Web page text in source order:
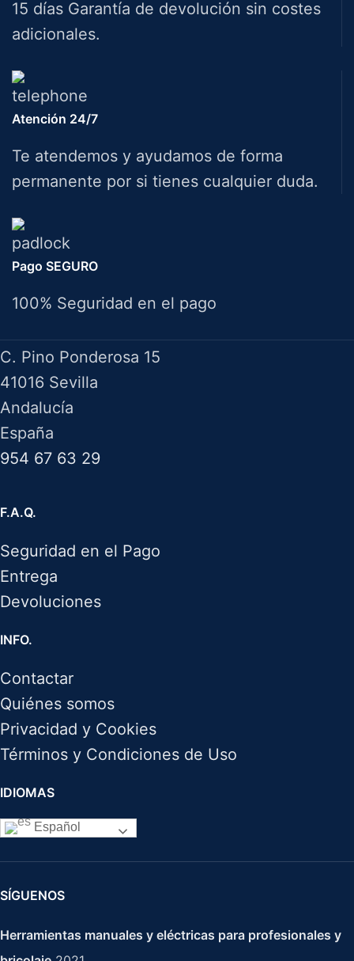
15 días Garantía de devolución sin costes
adicionales.
Atención 24/7
Te atendemos y ayudamos de forma
permanente por si tienes cualquier duda.
Pago SEGURO
100% Seguridad en el pago
HERRAMIENTAS BAZAROT
C. Pino Ponderosa 15
41016 Sevilla
Andalucía
España
954 67 63 29
F.A.Q.
Seguridad en el Pago
Entrega
Devoluciones
INFO.
Contactar
Quiénes somos
Privacidad y Cookies
Términos y Condiciones de Uso
IDIOMAS
Español
SÍGUENOS
Herramientas manuales y eléctricas para profesionales y